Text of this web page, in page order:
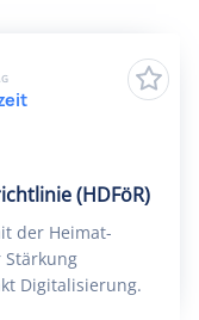
(HDFöR)
der Heimat-
Digitalisierung.